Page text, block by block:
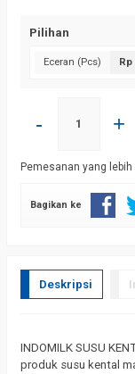
Pilihan
Eceran (Pcs) Rp
- +
Pemesanan yang lebih
Bagikan ke
Deskripsi
INDOMILK SUSU
produk susu kental